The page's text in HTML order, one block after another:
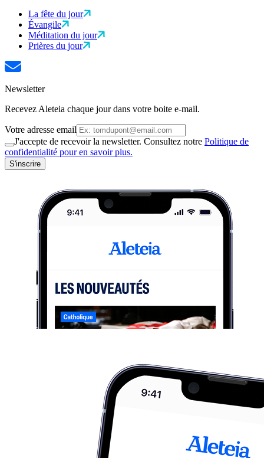
La fête du jour
Évangile
Méditation du jour
Prières du jour
Newsletter
Recevez Aleteia chaque jour dans votre boite e-mail.
Votre adresse email
J'accepte de recevoir la newsletter. Consultez notre Politique de
confidentialité pour en savoir plus.
S'inscrire